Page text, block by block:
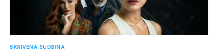
SKRIVENA SUDBINA